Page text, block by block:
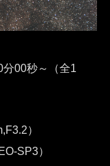
00秒～（全1
）
SP3）